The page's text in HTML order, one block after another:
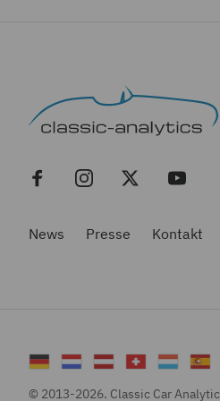
News Presse Kontakt
© 2013-2026. Classic Car